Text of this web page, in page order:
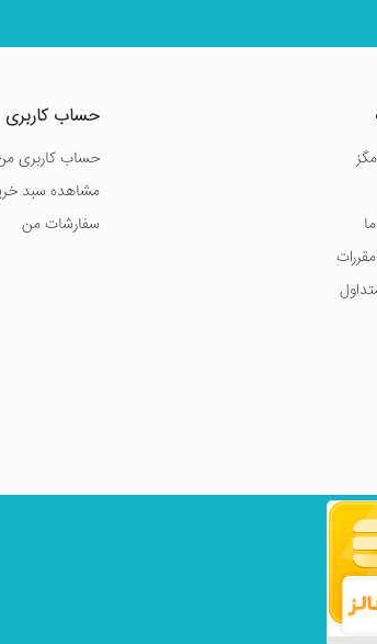
حساب کاربری
حساب کاربری
مشاهده سبد
سفارشات من